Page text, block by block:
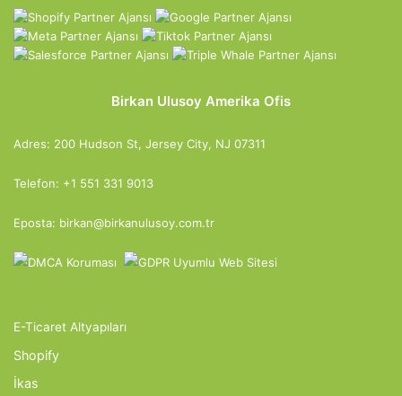
Birkan Ulusoy Amerika Ofis
Adres: 200 Hudson St, Jersey City, NJ 07311
Telefon: +1 551 331 9013
Eposta: birkan@birkanulusoy.com.tr
E-Ticaret Altyapıları
Shopify
İkas